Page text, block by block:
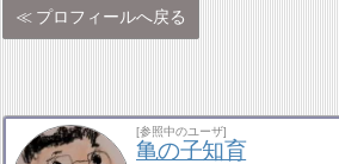
プロフィールへ戻る
[参照中のユーザ]
亀の子知育